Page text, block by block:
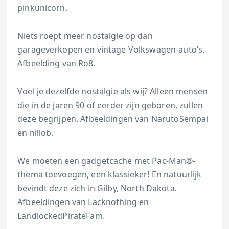
pinkunicorn.
Niets roept meer nostalgie op dan
garageverkopen en vintage Volkswagen-auto’s.
Afbeelding van Ro8.
Voel je dezelfde nostalgie als wij? Alleen mensen
die in de jaren 90 of eerder zijn geboren, zullen
deze begrijpen. Afbeeldingen van NarutoSempai
en nillob.
We moeten een gadgetcache met Pac-Man®-
thema toevoegen, een klassieker! En natuurlijk
bevindt deze zich in Gilby, North Dakota.
Afbeeldingen van Lacknothing en
LandlockedPirateFam.